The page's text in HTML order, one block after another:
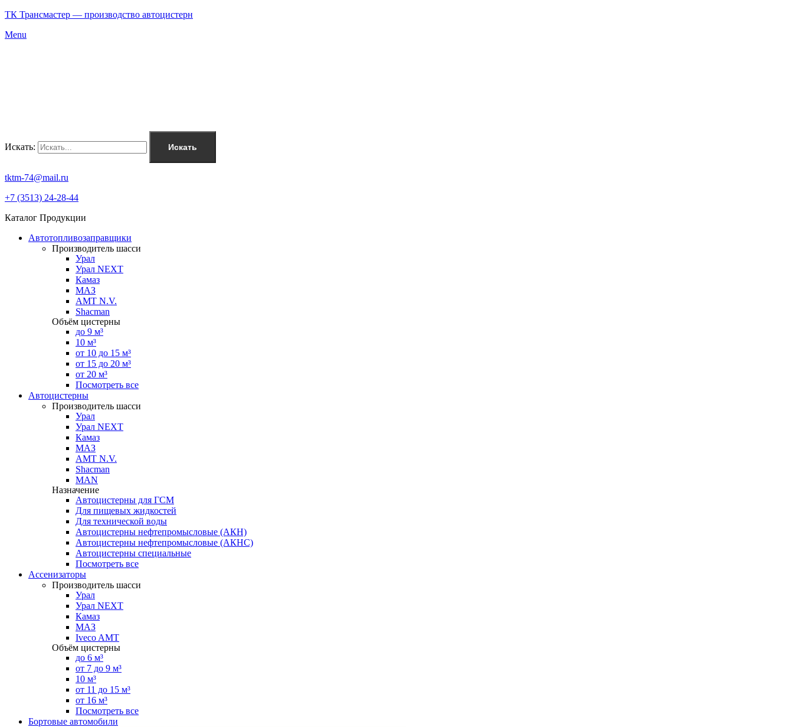
ТК Трансмастер — производство автоцистерн
Menu
Искать: Искать
tktm-74@mail.ru
+7 (3513) 24-28-44
Каталог Продукции
Автотопливозаправщики
Производитель шасси
Урал
Урал NEXT
Камаз
МАЗ
AMT N.V.
Shacman
Объём цистерны
до 9 м³
10 м³
от 10 до 15 м³
от 15 до 20 м³
от 20 м³
Посмотреть все
Автоцистерны
Производитель шасси
Урал
Урал NEXT
Камаз
МАЗ
AMT N.V.
Shacman
MAN
Назначение
Автоцистерны для ГСМ
Для пищевых жидкостей
Для технической воды
Автоцистерны нефтепромысловые (АКН)
Автоцистерны нефтепромысловые (АКНС)
Автоцистерны специальные
Посмотреть все
Ассенизаторы
Производитель шасси
Урал
Урал NEXT
Камаз
МАЗ
Iveco AMT
Объём цистерны
до 6 м³
от 7 до 9 м³
10 м³
от 11 до 15 м³
от 16 м³
Посмотреть все
Бортовые автомобили